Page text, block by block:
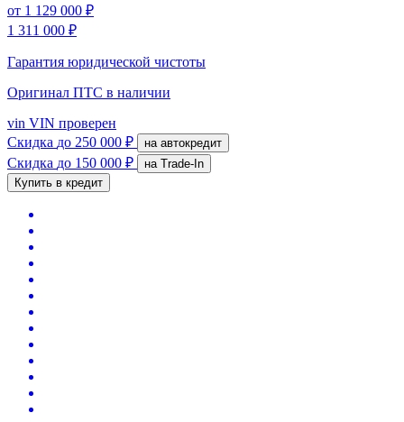
от 1 129 000 ₽
1 311 000 ₽
Гарантия юридической чистоты
Оригинал ПТС в наличии
vin VIN проверен
Скидка до 250 000 ₽ на автокредит
Скидка до 150 000 ₽
на Trade-In
Купить в кредит